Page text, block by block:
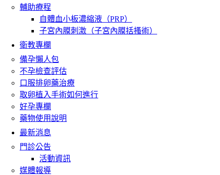
輔助療程
自體血小板濃縮液（PRP）
子宮內膜刺激（子宮內膜括搔術）
衛教專欄
備孕懶人包
不孕檢查評估
口服排卵藥治療
取卵植入手術如何進行
好孕專欄
藥物使用說明
最新消息
門診公告
活動資訊
媒體報導